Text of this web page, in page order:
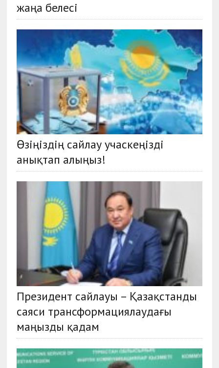
жаңа белесі
Өзіңіздің сайлау учаскеңізді
анықтап алыңыз!
Президент сайлауы – Қазақстанды
саяси трансформациялаудағы
маңызды қадам